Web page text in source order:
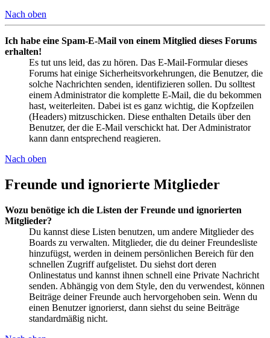
Nach oben
Ich habe eine Spam-E-Mail von einem Mitglied dieses Forums
erhalten!
Es tut uns leid, das zu hören. Das E-Mail-Formular dieses
Forums hat einige Sicherheitsvorkehrungen, die Benutzer, die
solche Nachrichten senden, identifizieren sollen. Du solltest
einem Administrator die komplette E-Mail, die du bekommen
hast, weiterleiten. Dabei ist es ganz wichtig, die Kopfzeilen
(Headers) mitzuschicken. Diese enthalten Details über den
Benutzer, der die E-Mail verschickt hat. Der Administrator
kann dann entsprechend reagieren.
Nach oben
Freunde und ignorierte Mitglieder
Wozu benötige ich die Listen der Freunde und ignorierten
Mitglieder?
Du kannst diese Listen benutzen, um andere Mitglieder des
Boards zu verwalten. Mitglieder, die du deiner Freundesliste
hinzufügst, werden in deinem persönlichen Bereich für den
schnellen Zugriff aufgelistet. Du siehst dort deren
Onlinestatus und kannst ihnen schnell eine Private Nachricht
senden. Abhängig von dem Style, den du verwendest, können
Beiträge deiner Freunde auch hervorgehoben sein. Wenn du
einen Benutzer ignorierst, dann siehst du seine Beiträge
standardmäßig nicht.